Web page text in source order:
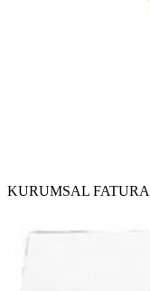
KURUMSAL FATURA